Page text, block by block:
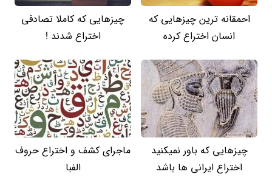
احمقانه ترین چیزهایی که
انسان اختراع کرده
چیزهایی که کاملا تصادفی
اختراع شدند !
چیزهایی که باور نمیکنید
اختراع ایرانی ها باشد
ماجرای کشف و اختراع حروف
الفبا